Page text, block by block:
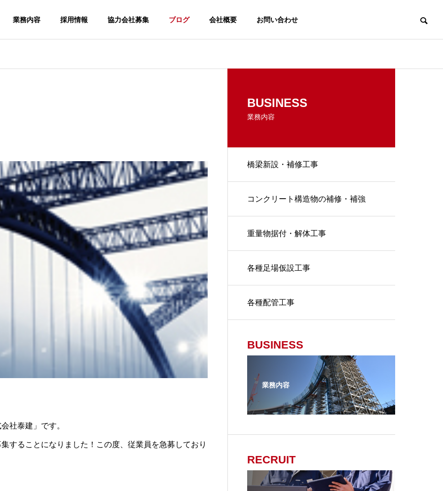
業務内容 採用情報 協力会社募集 ブログ 会社概要 お問い合わせ
修工事
コンクリート構造物の
重量物据付・解体工事
社泰建」です。
することになりました！この度、従業員を急募しており
BUSINESS
業務内容
橋梁新設・補修工事
コンクリート構造物の補修・補強
重量物据付・解体工事
各種足場仮設工事
各種配管工事
BUSINESS
業務内容
RECRUIT